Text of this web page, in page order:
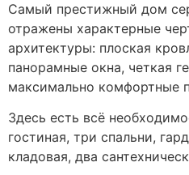
Самый престижный дом
отражены характерные
архитектуры: плоская
панорамные окна, четкая
максимально комфортные
Здесь есть всё
гостиная, три спальни,
кладовая, два